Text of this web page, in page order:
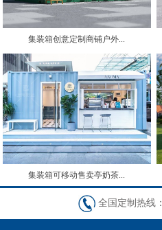
集装箱创意定制商铺户外...
集装箱可移动售卖亭奶茶...
全国定制热线：